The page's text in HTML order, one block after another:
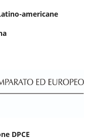
americane
DPCE